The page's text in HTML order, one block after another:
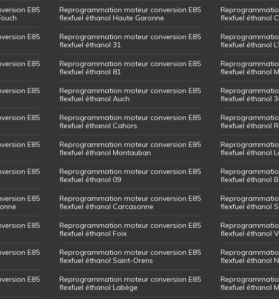
E85
E85
E85
E85
E85
E85
E85
E85
E85
E85
E85
Reprogrammation moteur conversion E85
flexfuel éthanol Haute Garonne
Reprogrammation moteur conversion E85
flexfuel éthanol 31
Reprogrammation moteur conversion E85
flexfuel éthanol 81
Reprogrammation moteur conversion E85
flexfuel éthanol Auch
Reprogrammation moteur conversion E85
flexfuel éthanol Cahors
Reprogrammation moteur conversion E85
flexfuel éthanol Montauban
Reprogrammation moteur conversion E85
flexfuel éthanol 09
Reprogrammation moteur conversion E85
flexfuel éthanol Carcasonne
Reprogrammation moteur conversion E85
flexfuel éthanol Foix
Reprogrammation moteur conversion E85
flexfuel éthanol Saint-Orens
Reprogrammation moteur conversion E85
flexfuel éthanol Labège
flexfuel éthanol
flexfuel éthanol
flexfuel éthanol
flexfuel éthanol
flexfuel éthanol
flexfuel éthanol
flexfuel éthanol
flexfuel éthanol
flexfuel éthanol
flexfuel éthanol
flexfuel éthanol